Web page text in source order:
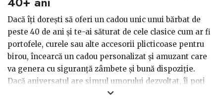
Dacă îți dorești să oferi un cadou unic unui bărbat de
peste 40 de ani și te-ai săturat de cele clasice cum ar fi
portofele, curele sau alte accesorii plicticoase pentru
birou, încearcă un cadou personalizat și amuzant care
va genera cu siguranță zâmbete și bună dispoziție.
Dacă aniversatul are simțul umorului dezvoltat, îi poți
oferi tricouri cu mesaje ironice. Fii atent și la tipul